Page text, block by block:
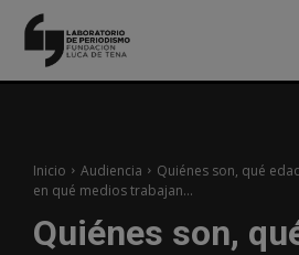
Inicio Audiencia
Quiénes son, qué
en qué medios trabajan...
Quiénes son,